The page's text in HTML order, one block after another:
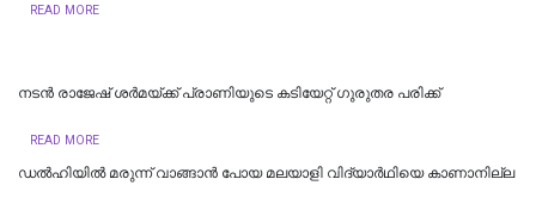
READ MORE
നടൻ രാജേഷ് ശർമയ്ക്ക് പ്രാണിയുടെ കടിയേറ്റ് ഗുരുതര പരിക്ക്
READ MORE
ഡല്‍ഹിയില്‍ മരുന്ന് വാങ്ങാൻ പോയ മലയാളി വിദ്യാർഥിയെ കാണാനില്ല